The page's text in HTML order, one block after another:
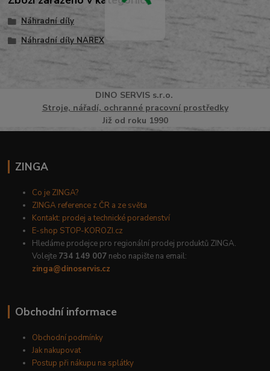
Náhradní díly
Náhradní díly NAREX
DINO SERVISs.r.o.
Stroje, nářadí, ochranné pracovní prostředky
Již od roku 1990
ZINGA
Co je ZINGA?
ZINGA reference z ČR a ze světa
Kontakt: prodej a technické poradenství
E-shop STOP-KOROZI.cz
Hledáme prodejce pro regionální prodej produktů ZINGA.
Volejte 734 149 007 nebo napište na email:
zinga@dinoservis.cz
Obchodní informace
Obchodní podmínky
Jak nakupovat
Postup při nákupu na splátky